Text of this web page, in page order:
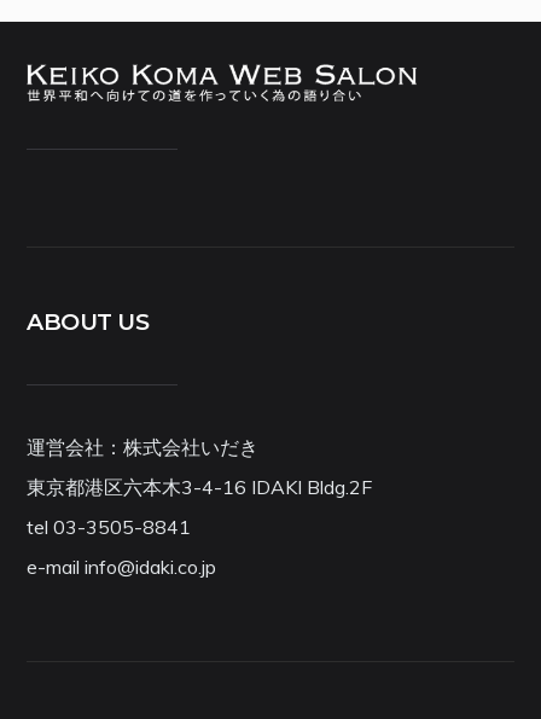
ABOUT US
運営会社：株式会社いだき
東京都港区六本木3-4-16 IDAKI Bldg.2F
tel 03-3505-8841
e-mail info@idaki.co.jp